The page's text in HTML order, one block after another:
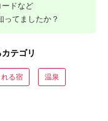
ドなど
ってましたか？
テゴリ
る宿 温泉